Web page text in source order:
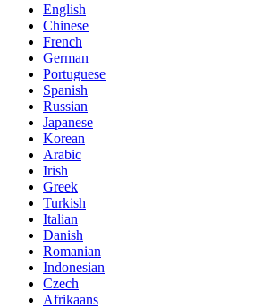
English
Chinese
French
German
Portuguese
Spanish
Russian
Japanese
Korean
Arabic
Irish
Greek
Turkish
Italian
Danish
Romanian
Indonesian
Czech
Afrikaans